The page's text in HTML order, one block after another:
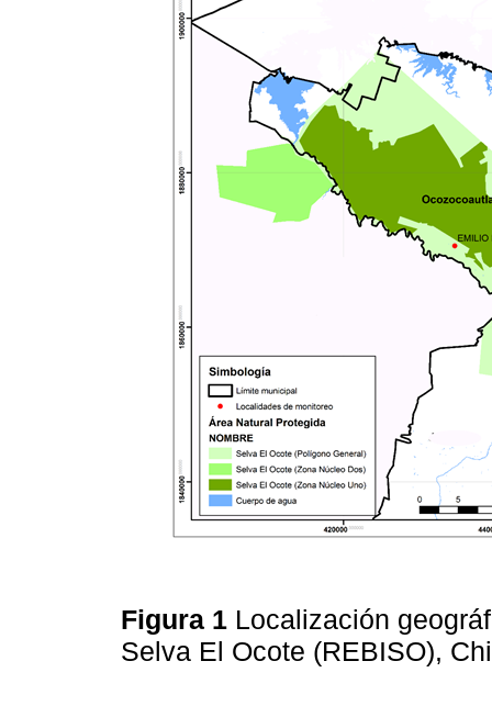
Figura 1 Localización
Selva El Ocote (REBISO),